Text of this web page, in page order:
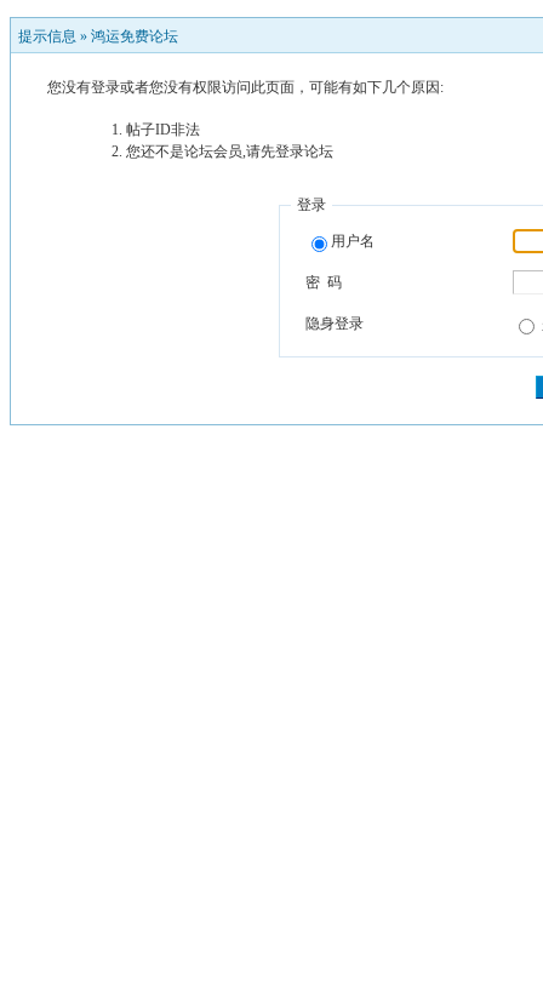
提示信息 » 鸿运免费论坛
您没有登录或者您没有权限访问此页面，可能有如下几个原因:
帖子ID非法
您还不是论坛会员,请先登录论坛
登录
用户名
密 码
隐身登录